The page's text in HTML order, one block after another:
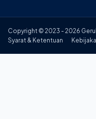
Copyright © 2023 - 2026
Syarat & Ketentuan